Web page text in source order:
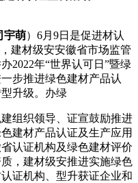
宇萌）6月9日是促进材认
建材级安安徽省市场监管
2022年“世界认可日”暨绿
步推进绿色建材产品认
升级。办绿
组织领导、证宣鼓励推进
建材产品认证及生产应用
认证机构及绿色建材评价
，建材级安推进实施绿色
证机构、型升获证企业和